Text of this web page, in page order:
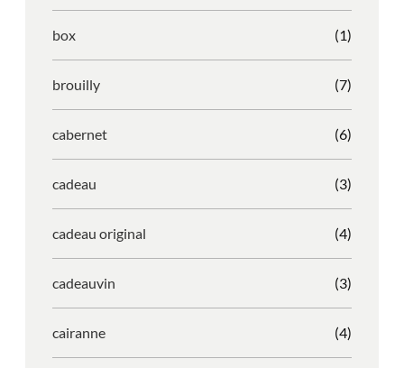
box (1)
brouilly (7)
cabernet (6)
cadeau (3)
cadeau original (4)
cadeauvin (3)
cairanne (4)